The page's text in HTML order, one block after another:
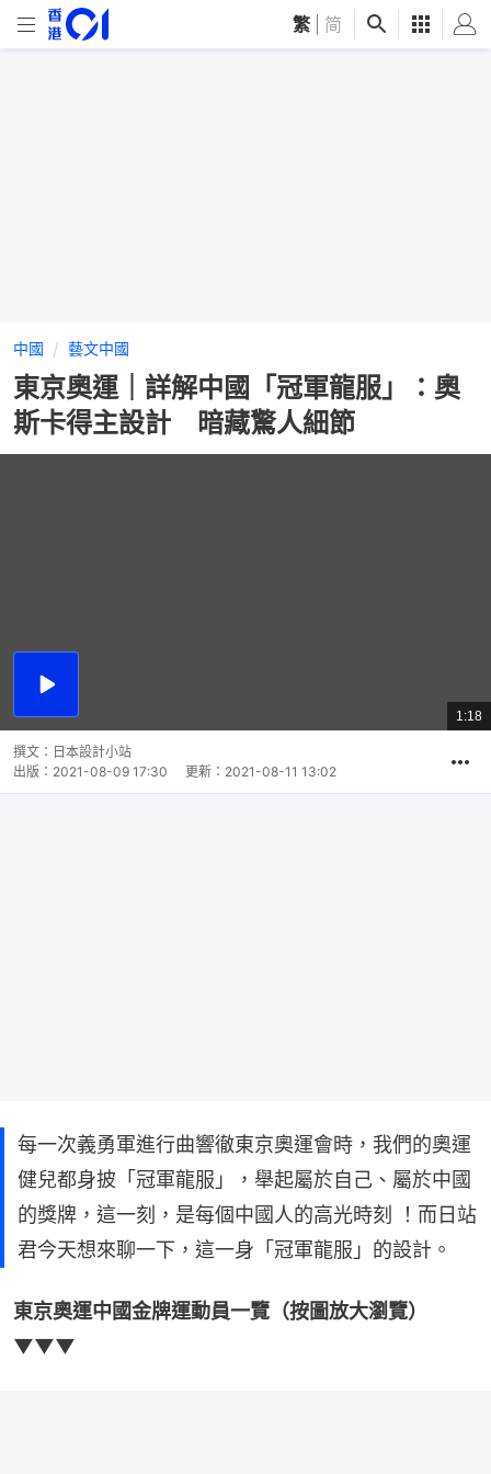
繁 简
中國 藝文中國
東京奧運｜詳解中國「冠軍龍服」：奧
斯卡得主設計 暗藏驚人細節
播
總
共
1:18
撰文： 日本設計小站
出版： 2021-08-09 17:30 更新： 2021-08-11 13:02
每一次義勇軍進行曲響徹東京奧運會時，我們的奧運
健兒都身披「冠軍龍服」，舉起屬於自己、屬於中國
的獎牌，這一刻，是每個中國人的高光時刻 ！而日站
君今天想來聊一下，這一身「冠軍龍服」的設計。
東京奧運中國金牌運動員一覽（按圖放大瀏覽）
▼▼▼